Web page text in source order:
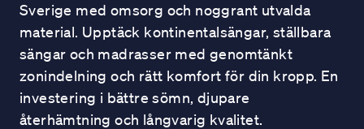
Sverige med omsorg och noggrant utvalda
material. Upptäck kontinentalsängar, ställbara
sängar och madrasser med genomtänkt
zonindelning och rätt komfort för din kropp. En
investering i bättre sömn, djupare
återhämtning och långvarig kvalitet.